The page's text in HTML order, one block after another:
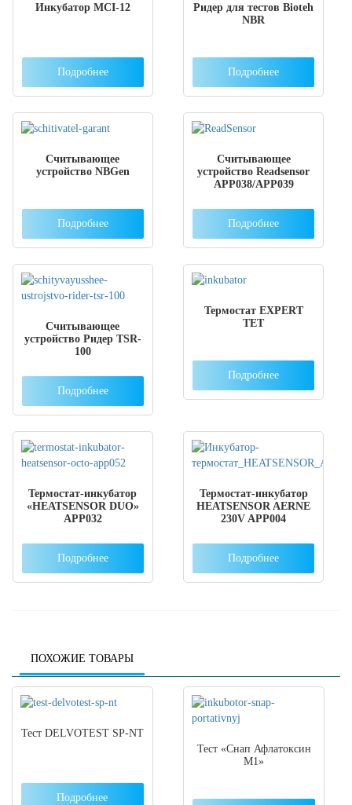
Инкубатор МCI-12
Подробнее
Ридер для тестов Bioteh
NBR
Подробнее
Считывающее
устройство NBGen
Подробнее
Считывающее
устройство Readsensor
APP038/APP039
Подробнее
Считывающее
устройство Ридер TSR-
100
Подробнее
Термостат EXPERT
TET
Подробнее
Термостат-инкубатор
«HEATSENSOR DUO»
APP032
Подробнее
Термостат-инкубатор
HEATSENSOR AERNE
230V APP004
Подробнее
ПОХОЖИЕ ТОВАРЫ
Тест DELVOTEST SP-NT
Подробнее
Тест «Снап Афлатоксин
М1»